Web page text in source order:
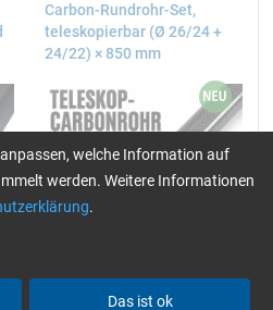
Carbon-Rundrohr-Set,
teleskopierbar (Ø 26/24 +
24/22) × 850 mm
welche Information auf
werden. Weitere Informationen
.
Das ist ok